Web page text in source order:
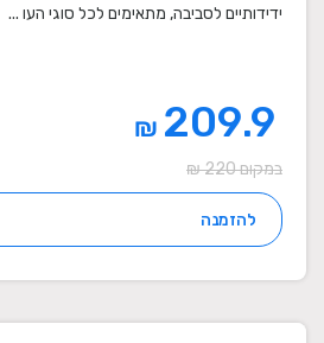
ידידותיים לסביבה, מתאימים לכל סוגי העו ...
209.9
₪
במקום 220 ₪
להזמנה